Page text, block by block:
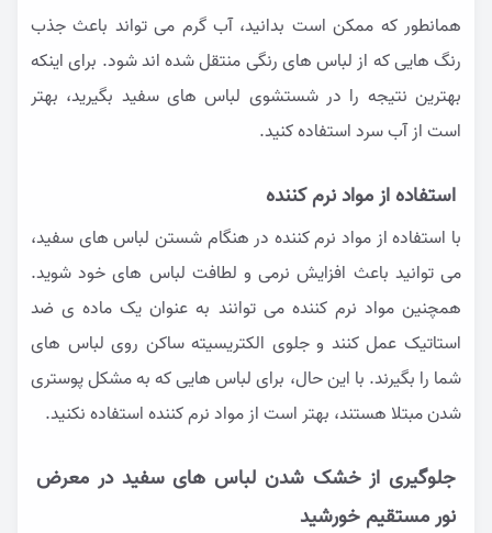
همانطور که ممکن است بدانید، آب گرم می تواند باعث جذب
رنگ هایی که از لباس های رنگی منتقل شده اند شود. برای اینکه
بهترین نتیجه را در شستشوی لباس های سفید بگیرید، بهتر
است از آب سرد استفاده کنید.
استفاده از مواد نرم کننده
با استفاده از مواد نرم کننده در هنگام شستن لباس های سفید،
می توانید باعث افزایش نرمی و لطافت لباس های خود شوید.
همچنین مواد نرم کننده می توانند به عنوان یک ماده ی ضد
استاتیک عمل کنند و جلوی الکتریسیته ساکن روی لباس های
شما را بگیرند. با این حال، برای لباس هایی که به مشکل پوستری
شدن مبتلا هستند، بهتر است از مواد نرم کننده استفاده نکنید.
جلوگیری از خشک شدن لباس های سفید در معرض
نور مستقیم خورشید